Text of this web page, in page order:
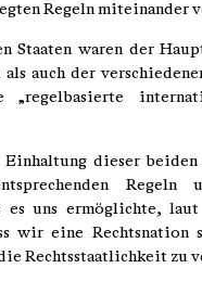
Regeln miteinander
Staaten waren der
auch der
„regelbasierte
dieser beiden
Regeln
es uns ermöglichte,
wir eine Rechtsnation
Rechtsstaatlichkeit zu